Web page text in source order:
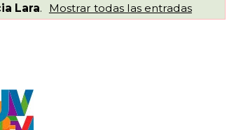
Lara. Mostrar todas las entradas